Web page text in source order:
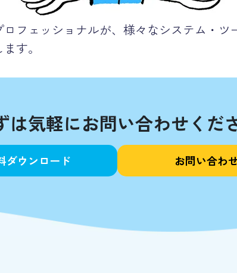
フェッショナルが、様々なシステム・ツ
す。
は気軽にお問い合わせくだ
ダウンロード お問い合わ